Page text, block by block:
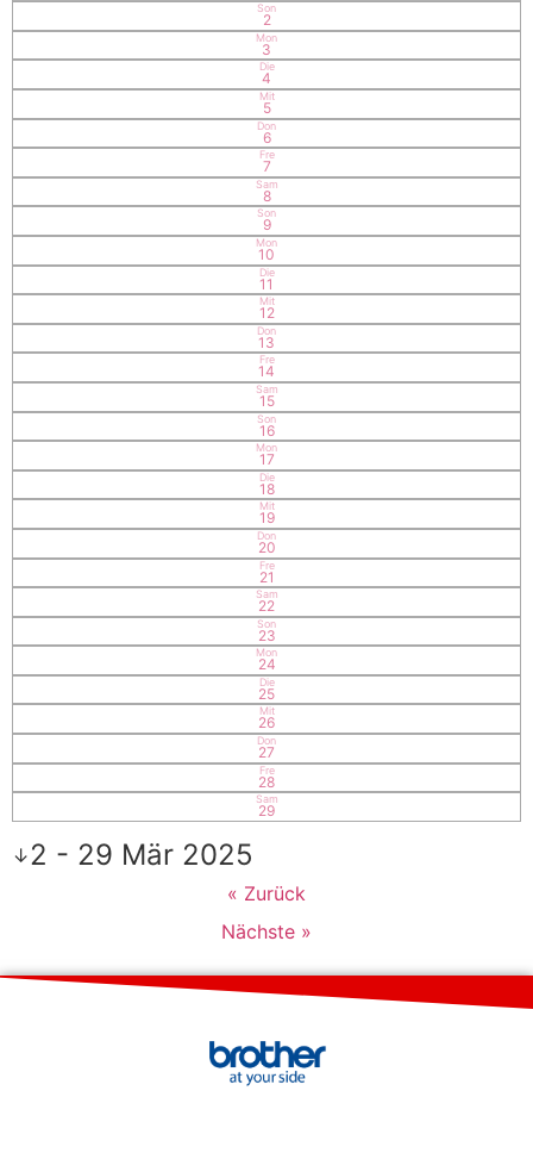
Son
2
Mon
3
Die
4
Mit
5
Don
6
Fre
7
Sam
8
Son
9
Mon
10
Die
11
Mit
12
Don
13
Fre
14
Sam
15
Son
16
Mon
17
Die
18
Mit
19
Don
20
Fre
21
Sam
22
Son
23
Mon
24
Die
25
Mit
26
Don
27
Fre
28
Sam
29
↓2 - 29 Mär 2025
« Zurück
Nächste »